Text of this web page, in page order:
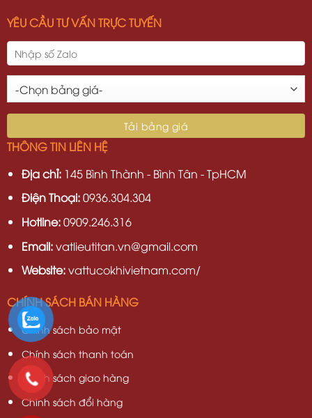
YÊU CẦU TƯ VẤN TRỰC TUYẾN
THÔNG TIN LIÊN HỆ
Địa chỉ:145 Bình Thành - Bình Tân - TpHCM
Điện Thoại:0936.304.304
Hotline:0909.246.316
Email:vatlieutitan.vn@gmail.com
Website:vattucokhivietnam.com/
CHÍNH SÁCH BÁN HÀNG
Chính sách bảo mật
Chính sách thanh toán
Chính sách giao hàng
Chinh sách đổi hàng